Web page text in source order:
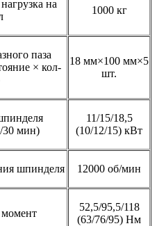
на
1000 кг
паза
× кол-
18 мм×100 мм×5
шт.
30 мин)
11/15/18,5
(10/12/15) кВт
шпинделя 12000 об/мин
52,5/95,5/118
(63/76/95) Нм